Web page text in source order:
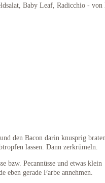
Baby Leaf, Radicchio - von
den Bacon darin knusprig
lassen. Dann zerkrümeln.
bzw. Pecannüsse und etwas klein
eben gerade Farbe annehmen.